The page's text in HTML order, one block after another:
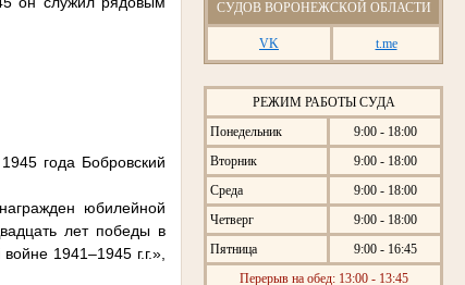
СУДОВ ВОРОНЕЖСКОЙ ОБЛАСТИ
VK t.me
РЕЖИМ РАБОТЫ СУДА
Понедельник
9:00 - 18:00
Вторник
9:00 - 18:00
Среда
9:00 - 18:00
Четверг
9:00 - 18:00
Пятница
9:00 - 16:45
Перерыв на обед: 13:00 - 13:45
года Бобровский
юбилейной
лет победы в
1941–1945 г.г.»,